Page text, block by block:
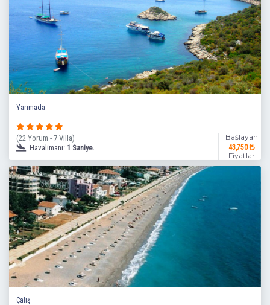
Yarımada
(22 Yorum - 7 Villa)
Havalimanı: 1 Saniye.
Başlayan
43,750
Fiyatlar
Çalış